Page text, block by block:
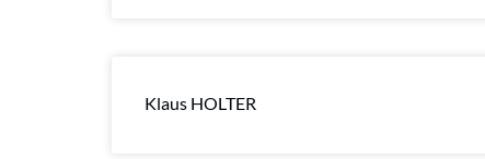
Klaus HOLTER